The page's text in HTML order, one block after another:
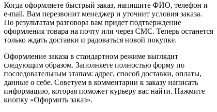
Когда оформляете быстрый заказ, напишите ФИО, телефон и
e-mail. Вам перезвонит менеджер и уточнит условия заказа.
По результатам разговора вам придет подтверждение
оформления товара на почту или через СМС. Теперь останется
только ждать доставки и радоваться новой покупке.
Оформление заказа в стандартном режиме выглядит
следующим образом. Заполняете полностью форму по
последовательным этапам: адрес, способ доставки, оплаты,
данные о себе. Советуем в комментарии к заказу написать
информацию, которая поможет курьеру вас найти. Нажмите
кнопку «Оформить заказ».